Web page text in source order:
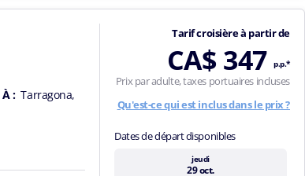
À : Tarragona,
Tarif croisière à partir de
CA$ 347 p.p.*
Prix par adulte, taxes portuaires incluses
Qu'est-ce qui est inclus dans le prix ?
Dates de départ disponibles
jeudi
29 oct.